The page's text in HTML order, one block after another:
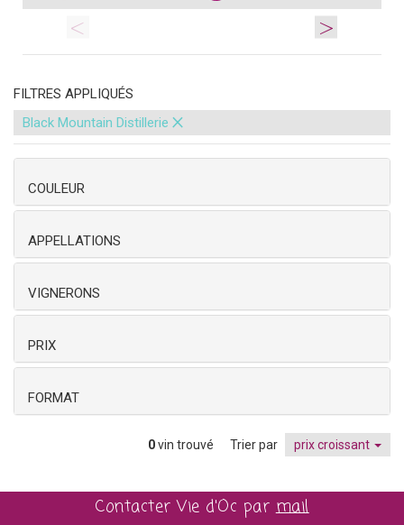
< >
FILTRES APPLIQUÉS
Black Mountain Distillerie ×
COULEUR
APPELLATIONS
VIGNERONS
PRIX
FORMAT
0vin trouvé Trier par prix croissant
Contacter Vie d'Oc parmail